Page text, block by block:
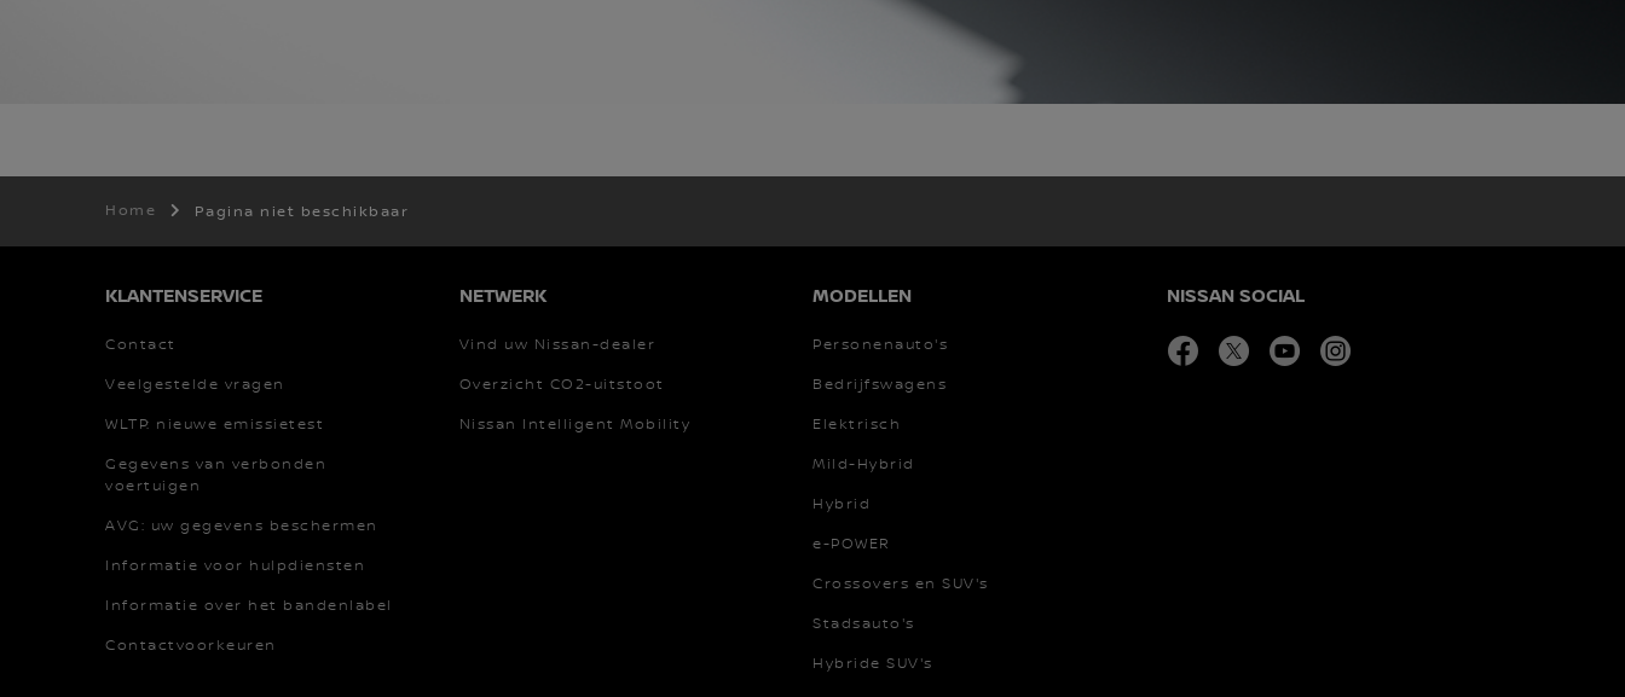
Home Pagina niet beschikbaar
KLANTENSERVICE
Contact
Veelgestelde vragen
WLTP: nieuwe emissietest
Gegevens van verbonden
voertuigen
AVG: uw gegevens beschermen
Informatie voor hulpdiensten
Informatie over het bandenlabel
Contactvoorkeuren
NETWERK
Vind uw Nissan-dealer
Overzicht CO2-uitstoot
Nissan Intelligent Mobility
MODELLEN
Personenauto's
Bedrijfswagens
Elektrisch
Mild-Hybrid
Hybrid
e-POWER
Crossovers en SUV's
Stadsauto's
Hybride SUV's
NISSAN SOCIAL
facebooktwitter youtube